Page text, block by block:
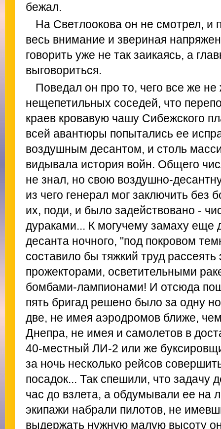
бежал.
На Светлоокова он не смотрел, и
весь внимание и звериная
говорить уже не так заикаясь, а
выговориться.
Поведал он про то, чего все же
нещепетильных соседей, что
краев кровавую чашу Сибежского
всей авантюры попытались ее
воздушным десантом, и столь
видывала история войн. Общего
не знал, но свою воздушно-
из чего генерал мог заключить без
их, поди, и было задействовано -
дураками... К могучему замаху еще
десанта ночного, "под покровом
составило бы тяжкий труд рассеять
прожекторами, осветительными
бомбами-лампионами! И отсюда
пять бригад решено было за одну
две, не имея аэродромов ближе,
Днепра, не имея и самолетов в
40-местный ЛИ-2 или же
за ночь несколько рейсов
посадок... Так спешили, что задачу
час до взлета, а обдумывали ее на
экипажи набрали пилотов, не
выдержать нужную малую высоту